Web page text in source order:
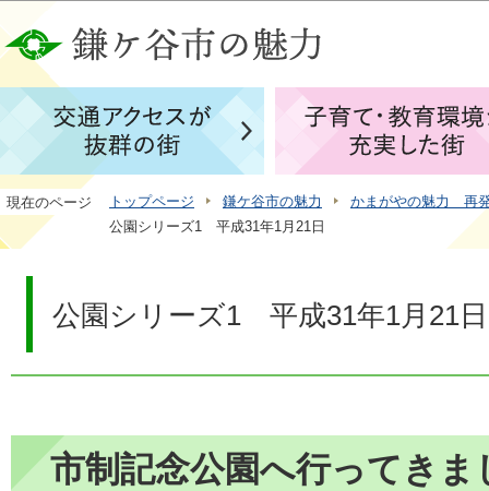
現在のページ トップページ 鎌ケ谷市の魅力
かまがやの魅力 再
公園シリーズ1 平成31年1月21日
公園シリーズ1 平成31年1月21日
市制記念公園へ行ってきま